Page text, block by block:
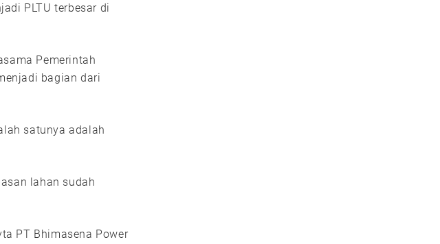
PLTU terbesar di
Pemerintah
bagian dari
satunya adalah
lahan sudah
PT Bhimasena Power